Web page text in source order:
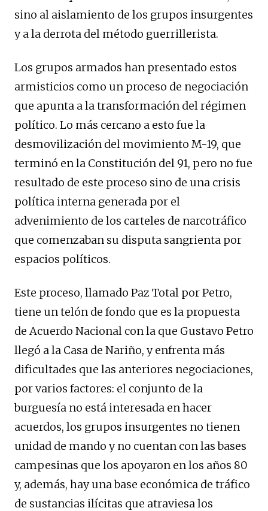
sino al aislamiento de los grupos insurgentes
y a la derrota del método guerrillerista.
Los grupos armados han presentado estos
armisticios como un proceso de negociación
que apunta a la transformación del régimen
político. Lo más cercano a esto fue la
desmovilización del movimiento M-19, que
terminó en la Constitución del 91, pero no fue
resultado de este proceso sino de una crisis
política interna generada por el
advenimiento de los carteles de narcotráfico
que comenzaban su disputa sangrienta por
espacios políticos.
Este proceso, llamado Paz Total por Petro,
tiene un telón de fondo que es la propuesta
de Acuerdo Nacional con la que Gustavo Petro
llegó a la Casa de Nariño, y enfrenta más
dificultades que las anteriores negociaciones,
por varios factores: el conjunto de la
burguesía no está interesada en hacer
acuerdos, los grupos insurgentes no tienen
unidad de mando y no cuentan con las bases
campesinas que los apoyaron en los años 80
y, además, hay una base económica de tráfico
de sustancias ilícitas que atraviesa los